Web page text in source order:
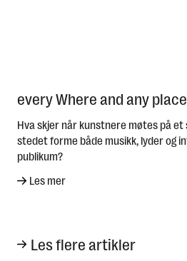
every Where and any place
Hva skjer når kunstnere møtes på
stedet forme både musikk, lyder og
publikum?
Les mer
Les flere artikler